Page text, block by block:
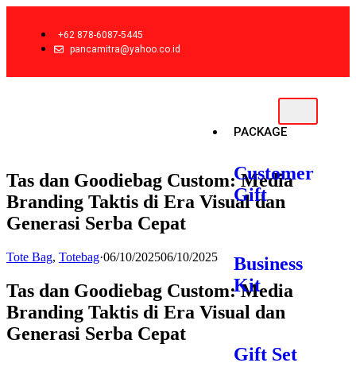
+62 878-6087-5445
pancamitra@yahoo.co.id
PACKAGE
Customer
Gift
Business
Kit
Gift Set
Tas dan Goodiebag Custom: Media
Branding Taktis di Era Visual dan
Generasi Serba Cepat
Tote Bag, Totebag·06/10/202506/10/2025
Tas dan Goodiebag Custom: Media
Branding Taktis di Era Visual dan
Generasi Serba Cepat